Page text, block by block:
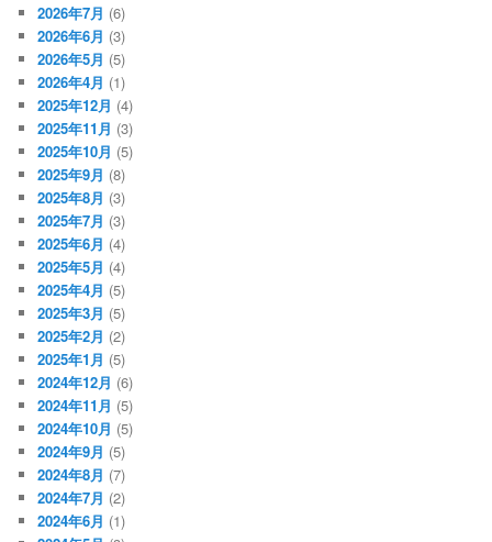
2026年7月 (6)
2026年6月 (3)
2026年5月 (5)
2026年4月 (1)
2025年12月 (4)
2025年11月 (3)
2025年10月 (5)
2025年9月 (8)
2025年8月 (3)
2025年7月 (3)
2025年6月 (4)
2025年5月 (4)
2025年4月 (5)
2025年3月 (5)
2025年2月 (2)
2025年1月 (5)
2024年12月 (6)
2024年11月 (5)
2024年10月 (5)
2024年9月 (5)
2024年8月 (7)
2024年7月 (2)
2024年6月 (1)